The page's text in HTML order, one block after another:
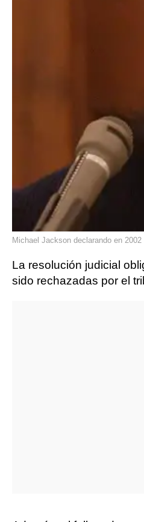
Michael Jackson declarando en 2002
La resolución judicial
sido rechazadas por el